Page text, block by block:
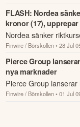
med lokalt
utvärderar löpande
marknaden. Vår
marknaden, den enda
leda konsolideringen i
samt vår höga andel
synergier och
marknadsförhållanden,
potential att ta en aktiv
DCF-baserade
FLASH: Nordea
kronor (17),
Nordea sänker
(17), upprepar köp.
Finwire / Börskollen • 28 Jul
Pierce Group
nya marknader
Pierce Group
ytterligare nio
Finwire / Börskollen • 01 Jul